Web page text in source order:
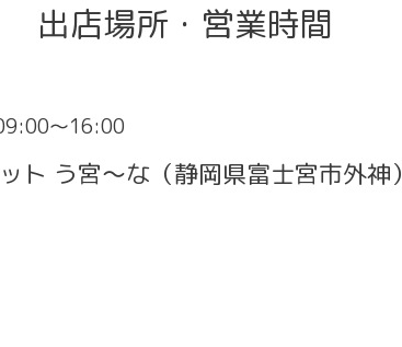
出店場所・営業時間
～16:00
ト う宮〜な（静岡県富士宮市外神）